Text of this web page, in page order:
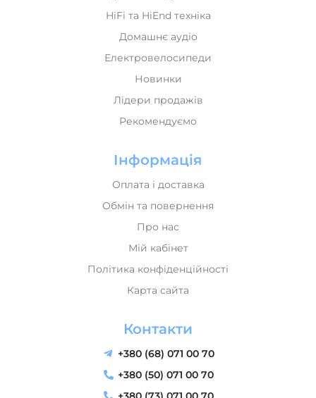
HiFi та HiEnd техніка
Домашнє аудіо
Електровелосипеди
Новинки
Лідери продажів
Рекомендуємо
Інформація
Оплата і доставка
Обмін та повернення
Про нас
Мій кабінет
Політика конфіденційності
Карта сайта
Контакти
+380 (68) 071 00 70
+380 (50) 071 00 70